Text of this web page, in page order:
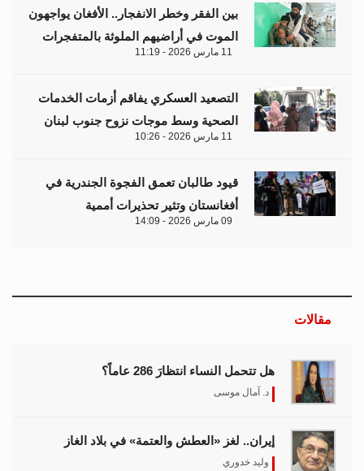
بين الفقر وخطر الانفجار.. الأفغان يواجهون
الموت في أراضيهم الملوثة بالمتفجرات
11 مارس 2026 - 11:19
التصعيد العسكري يفاقم أزمات الخدمات
الصحية وسط موجات نزوح جنوب لبنان
11 مارس 2026 - 10:26
قيود طالبان تعمق الفجوة الجندرية في
أفغانستان وتثير تحذيرات أممية
09 مارس 2026 - 14:09
مقالات
هل تتحمل النساء انتظارَ 286 عاماً؟
د. آمال موسى
إيران.. لغز «العطش والعتمة» في بلاد الغاز
وليد خدوري